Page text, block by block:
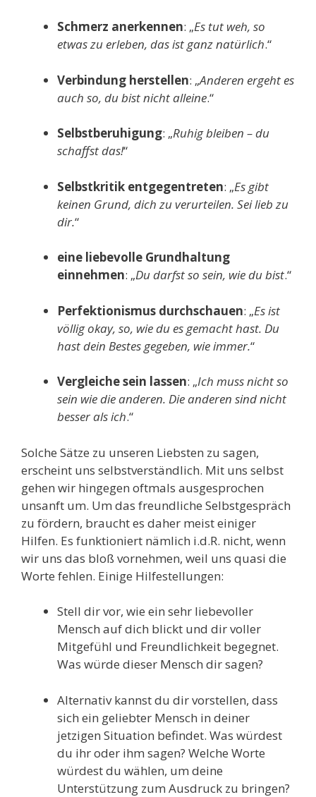
Schmerz anerkennen: „Es tut weh, so
etwas zu erleben, das ist ganz natürlich.“
Verbindung herstellen: „Anderen ergeht es
auch so, du bist nicht alleine.“
Selbstberuhigung: „Ruhig bleiben – du
schaffst das!“
Selbstkritik entgegentreten: „Es gibt
keinen Grund, dich zu verurteilen. Sei lieb zu
dir.“
eine liebevolle Grundhaltung
einnehmen: „Du darfst so sein, wie du bist.“
Perfektionismus durchschauen: „Es ist
völlig okay, so, wie du es gemacht hast. Du
hast dein Bestes gegeben, wie immer.“
Vergleiche sein lassen: „Ich muss nicht so
sein wie die anderen. Die anderen sind nicht
besser als ich.“
Solche Sätze zu unseren Liebsten zu sagen,
erscheint uns selbstverständlich. Mit uns selbst
gehen wir hingegen oftmals ausgesprochen
unsanft um. Um das freundliche Selbstgespräch
zu fördern, braucht es daher meist einiger
Hilfen. Es funktioniert nämlich i.d.R. nicht, wenn
wir uns das bloß vornehmen, weil uns quasi die
Worte fehlen. Einige Hilfestellungen:
Stell dir vor, wie ein sehr liebevoller
Mensch auf dich blickt und dir voller
Mitgefühl und Freundlichkeit begegnet.
Was würde dieser Mensch dir sagen?
Alternativ kannst du dir vorstellen, dass
sich ein geliebter Mensch in deiner
jetzigen Situation befindet. Was würdest
du ihr oder ihm sagen? Welche Worte
würdest du wählen, um deine
Unterstützung zum Ausdruck zu bringen?